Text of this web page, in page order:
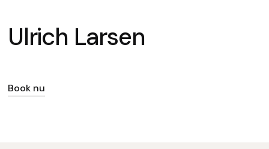
Ulrich Larsen
Book nu